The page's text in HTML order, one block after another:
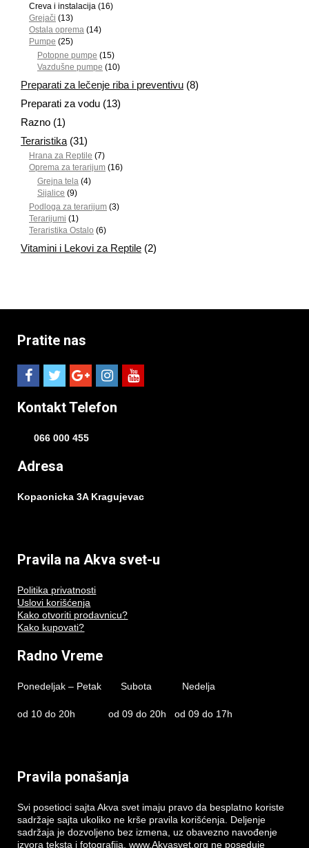
Creva i instalacija (16)
Grejači (13)
Ostala oprema (14)
Pumpe (25)
Potopne pumpe (15)
Vazdušne pumpe (10)
Preparati za lečenje riba i preventivu (8)
Preparati za vodu (13)
Razno (1)
Teraristika (31)
Hrana za Reptile (7)
Oprema za terarijum (16)
Grejna tela (4)
Sijalice (9)
Podloga za terarijum (3)
Terarijumi (1)
Teraristika Ostalo (6)
Vitamini i Lekovi za Reptile (2)
Pratite nas
Kontakt Telefon
066 000 455
Adresa
Kopaonicka 3A Kragujevac
Pravila na Akva svet-u
Politika privatnosti
Uslovi korišćenja
Kako otvoriti prodavnicu?
Kako kupovati?
Radno Vreme
Ponedeljak – Petak Subota Nedelja
od 10 do 20h od 09 do 20h od 09 do 17h
Pravila ponašanja
Svi posetioci sajta Akva svet imaju pravo da besplatno koriste
sadržaje sajta ukoliko ne krše pravila korišćenja. Deljenje
sadržaja je dozvoljeno bez izmena, uz obavezno navođenje
izvora teksta i fotografija. www.Akvasvet.org ne poseduje